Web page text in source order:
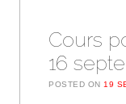
Cours
16
POSTED ON19